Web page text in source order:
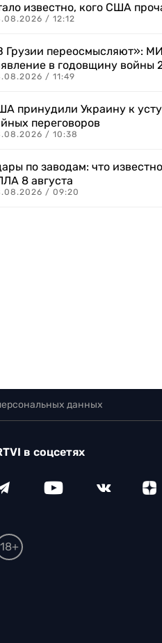
известно, кого США
/ 12:12
Грузии переосмысляют»:
в годовщину войны
/ 11:49
принудили Украину к
переговоров
/ 10:38
по заводам: что
8 августа
/ 09:20
данных
в соцсетях
18+